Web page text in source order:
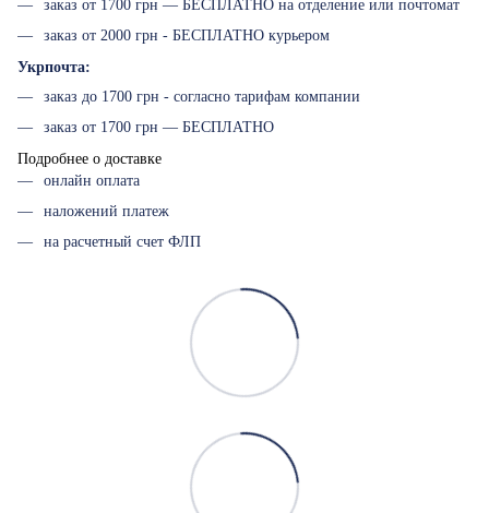
заказ от 1700 грн — БЕСПЛАТНО на отделение или почтомат
заказ от 2000 грн - БЕСПЛАТНО курьером
Укрпочта:
заказ до 1700 грн - согласно тарифам компании
заказ от 1700 грн — БЕСПЛАТНО
Подробнее о доставке
онлайн оплата
наложений платеж
на расчетный счет ФЛП